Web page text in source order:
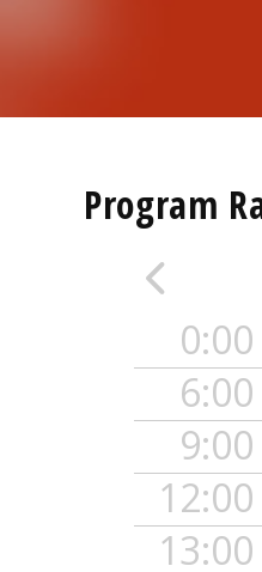
Program
0:00
6:00
9:00
12:00
13:00